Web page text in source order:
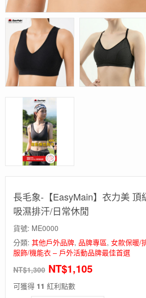
長毛象-【EasyMain】衣力美 頂
吸濕排汗/日常休閒
貨號: ME0000
分類: 其他戶外品牌, 品牌專區, 女款保暖/
服飾/機能衣 – 戶外活動品牌最佳首選
NT$1,300 NT$1,105
可獲得 11 紅利點數